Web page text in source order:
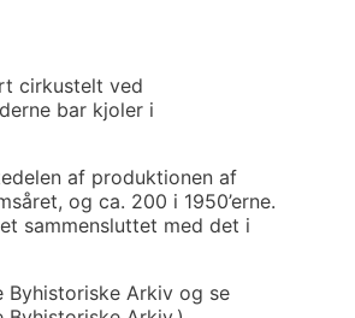
cirkustelt ved
bar kjoler i
af produktionen af
og ca. 200 i 1950’erne.
sammensluttet med det i
Arkiv og se